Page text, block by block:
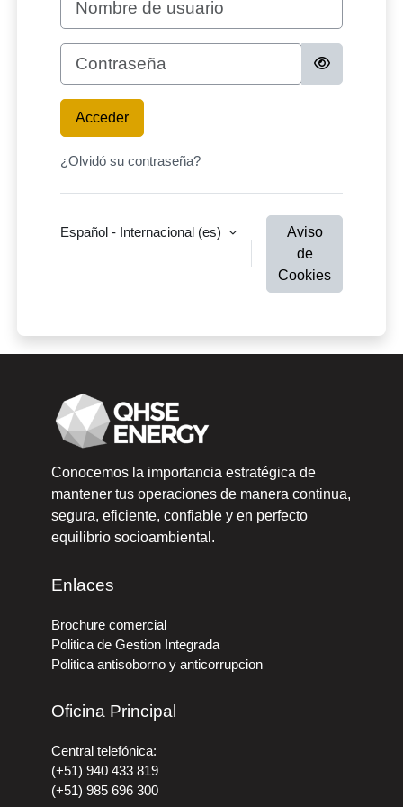
Contraseña
Acceder
¿Olvidó su contraseña?
Español - Internacional ‎(es)‎
Aviso
de
Cookies
Conocemos la importancia estratégica de
mantener tus operaciones de manera continua,
segura, eficiente, confiable y en perfecto
equilibrio socioambiental.
Enlaces
Brochure comercial
Politica de Gestion Integrada
Politica antisoborno y anticorrupcion
Oficina Principal
Central telefónica:
(+51) 940 433 819
(+51) 985 696 300